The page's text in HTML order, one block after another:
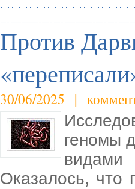
Против
30/06/2025 |
геномы
Оказалось, что